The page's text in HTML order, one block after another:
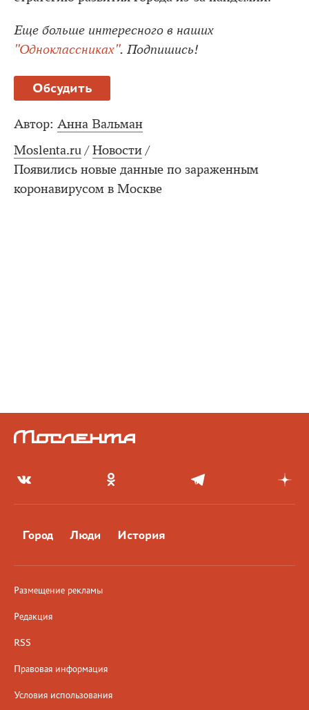
Еще больше интересного в наших
"Одноклассниках". Подпишись!
Обсудить
Автор: Анна Вальман
Moslenta.ru / Новости /
Появились новые данные по зараженным
коронавирусом в Москве
Город Люди История
Размещение рекламы
Редакция
RSS
Правовая информация
Условия использования